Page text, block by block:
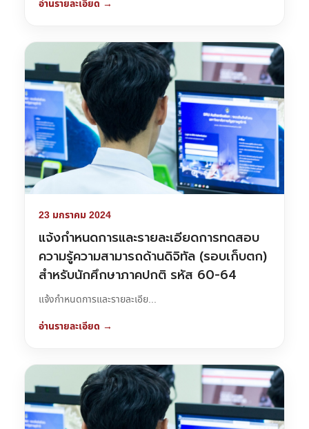
อ่านรายละเอียด →
23 มกราคม 2024
แจ้งกำหนดการและรายละเอียดการทดสอบ
ความรู้ความสามารถด้านดิจิทัล (รอบเก็บตก)
สำหรับนักศึกษาภาคปกติ รหัส 60-64
แจ้งกำหนดการและรายละเอีย...
อ่านรายละเอียด →